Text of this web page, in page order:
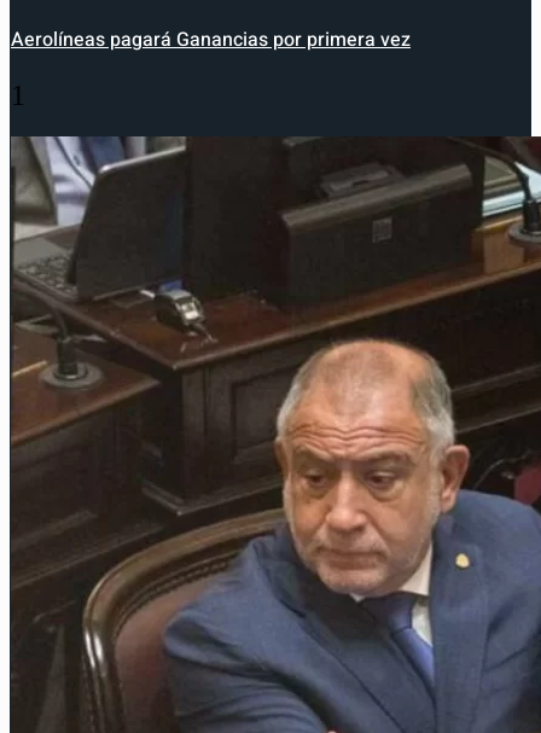
Aerolíneas pagará Ganancias por primera vez
1